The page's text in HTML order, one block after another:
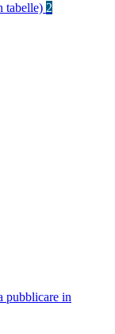
tabelle) 2
pubblicare in